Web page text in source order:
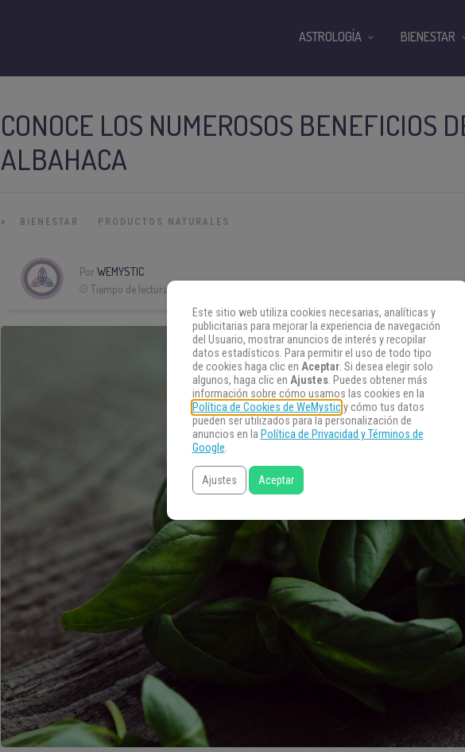
CONOCE LOS NUMEROSOS BENEFICIOS
ALBAHACA
» BIENESTAR PRODUCTOS NATURALES
Por WEMYSTIC
Tiempo de lectura:
ASTROLOGÍA BIENESTAR
Este sitio web utiliza cookies necesarias, analíticas y
publicitarias para mejorar la experiencia de navegación
del Usuario, mostrar anuncios de interés y recopilar
datos estadísticos. Para permitir el uso de todo tipo
de cookies haga clic en Aceptar. Si desea elegir solo
algunos, haga clic en Ajustes. Puedes obtener más
información sobre cómo usamos las cookies en la
Política de Cookies de WeMysticy cómo tus datos
pueden ser utilizados para la personalización de
anuncios en la Política de Privacidad y Términos de
Google.
Ajustes Aceptar